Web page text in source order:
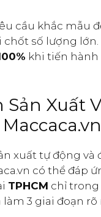
cầu khắc mẫu
số lượng lớn.
khi tiến
Sản Xuất
xuất tự động và
có thể đáp
TPHCM chỉ trong
3 giai đoạn rõ